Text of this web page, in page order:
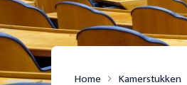
Home Kamerstukken